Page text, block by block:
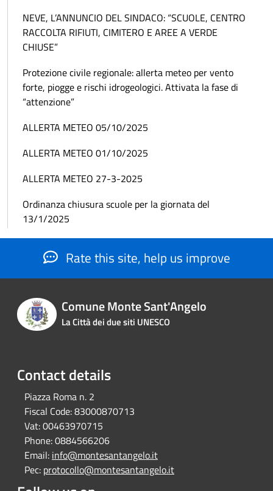
NEVE, L’ANNUNCIO DEL SINDACO: “SCUOLE, CENTRO
RACCOLTA RIFIUTI, CIMITERO E AREE A VERDE
CHIUSE”
Protezione civile regionale: allerta meteo per vento
forte, piogge e rischi idrogeologici. Attivata la fase di
“attenzione”
ALLERTA METEO 05/10/2025
ALLERTA METEO 01/10/2025
ALLERTA METEO 27-3-2025
Ordinanza chiusura scuole per la giornata del
13/1/2025
Rate this site, help us improve
Comune Monte Sant'Angelo
La Città dei due siti UNESCO
Contact details
Piazza Roma n. 2
Fiscal Code:83000870713
Vat:00463970715
Phone:0884566206
Email: info@montesantangelo.it
Pec: protocollo@montesantangelo.it